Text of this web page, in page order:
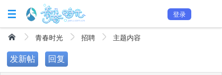
登录
青春时光 招聘 主题内容
发新帖 回复